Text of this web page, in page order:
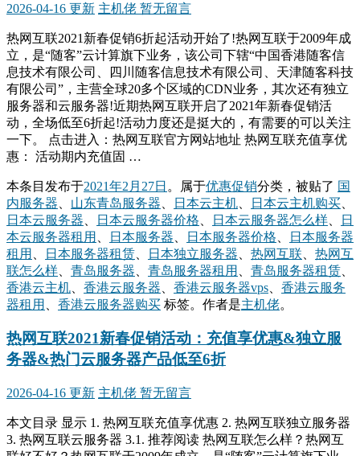
2026-04-16 更新 主机佬 暂无留言
热网互联2021新春促销6折起活动开始了!热网互联于2009年成
立，是“随客”云计算旗下业务，该公司下辖“中国香港随客信
息技术有限公司、四川随客信息技术有限公司、天津随客科技
有限公司”，主营全球20多个区域的CDN业务，其次还有独立
服务器和云服务器!近期热网互联开启了2021年新春促销活
动，全场低至6折起!活动力度还是挺大的，有需要的可以关注
一下。 点击进入：热网互联官方网站地址 热网互联充值享优
惠： 活动期内充值固 …
本条目发布于2021年2月27日 。属于优惠促销分类，被贴了 国
内服务器
山东青岛服务器 日本云主机 日本云主机购买
日本云服务器
日本云服务器价格 日本云服务器怎么样
日
本云服务器租用
日本服务器 日本服务器价格
日本服务器
租用
日本服务器租赁 日本独立服务器 热网互联
热网互
联怎么样
青岛服务器 青岛服务器租用 青岛服务器租赁
香港云主机
香港云服务器 香港云服务器vps
香港云服务
器租用
香港云服务器购买 标签。 作者是主机佬。
热网互联2021新春促销活动：充值享优惠&独立服
务器&热门云服务器产品低至6折
2026-04-16 更新 主机佬 暂无留言
本文目录 显示 1. 热网互联充值享优惠 2. 热网互联独立服务器
3. 热网互联云服务器 3.1. 推荐阅读 热网互联怎么样？热网互